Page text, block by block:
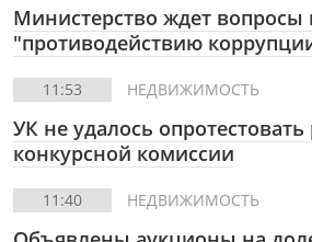
Министерство ждет вопросы
"противодействию
11:53 НЕДВИЖИМОСТЬ
УК не удалось
конкурсной комиссии
11:40 НЕДВИЖИМОСТЬ